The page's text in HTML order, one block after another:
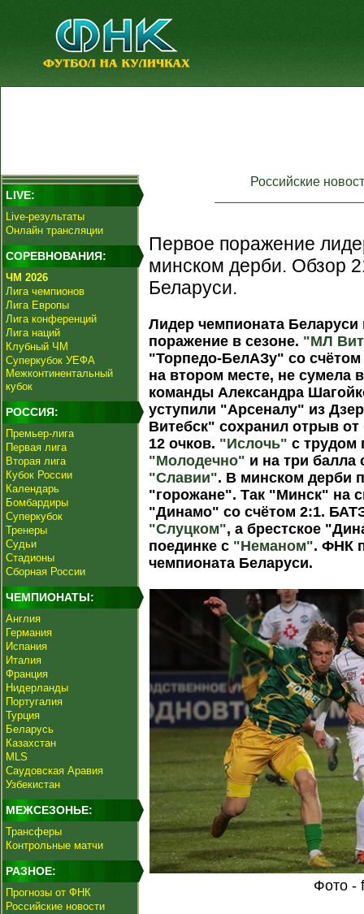
LIVE:
Live-результаты
Онлайн трансляции
СОРЕВНОВАНИЯ:
ЧМ 2026
Лига чемпионов
Лига Европы
Лига конференций
Лига наций
Клубный ЧМ
Суперкубок УЕФА
Межконтинентальный
кубок
РОССИЯ:
Премьер-лига
Первая лига
Вторая лига
Кубок России
Календарь
Бомбардиры
Суперкубок
Тренеры
Судьи
Стадионы
Сборная России
ЧЕМПИОНАТЫ:
Англия
Германия
Испания
Италия
Франция
Нидерланды
Португалия
Турция
Беларусь
Казахстан
MLS
Саудовская Аравия
Узбекистан
МЕЖСЕЗОНЬЕ:
Трансферы
Контрольные матчи
РАЗНОЕ:
Прогнозы от ФНК
Российские новости
Российские
Первое поражение
минском дерби. Обзор
Беларуси.
Лидер чемпионата Беларуси
поражение в сезоне. "МЛ
"Торпедо-БелАЗу" со
на втором месте, не сумела
команды Александра
уступили "Арсеналу" из
Витебск" сохранил отрыв
12 очков. "Ислочь" с трудом
"Молодечно" и на три балла
"Славии". В минском дерби
"горожане". Так "Минск" на
"Динамо" со счётом 2:1.
"Слуцком", а брестское
поединке с "Неманом". ФНК
чемпионата Беларуси.
Фото -